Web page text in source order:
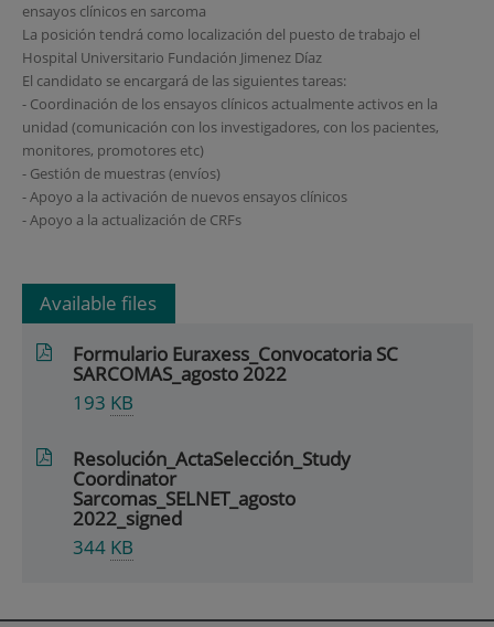
ensayos clínicos en sarcoma
La posición tendrá como localización del puesto de trabajo el
Hospital Universitario Fundación Jimenez Díaz
El candidato se encargará de las siguientes tareas:
- Coordinación de los ensayos clínicos actualmente activos en la
unidad (comunicación con los investigadores, con los pacientes,
monitores, promotores etc)
- Gestión de muestras (envíos)
- Apoyo a la activación de nuevos ensayos clínicos
- Apoyo a la actualización de CRFs
Available files
Formulario Euraxess_Convocatoria SC
SARCOMAS_agosto 2022
193 KB
Resolución_ActaSelección_Study
Coordinator
Sarcomas_SELNET_agosto
2022_signed
344 KB